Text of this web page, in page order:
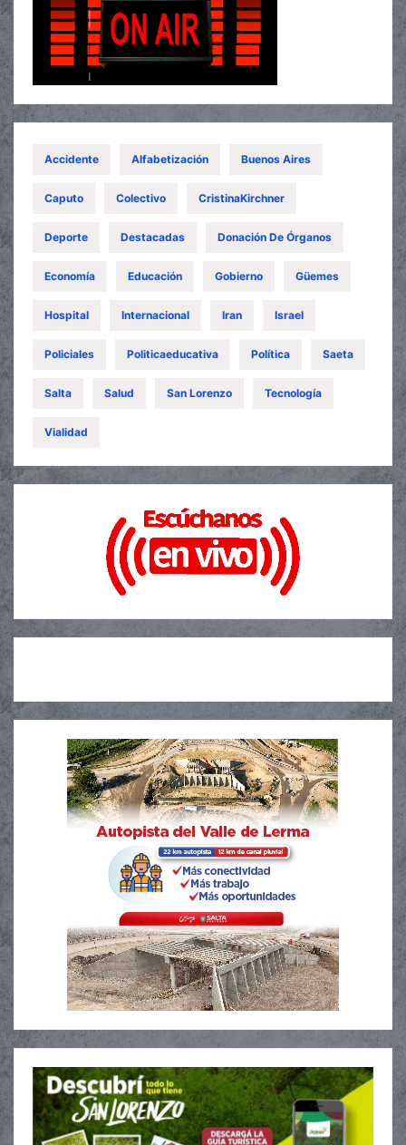
Accidente Alfabetización Buenos Aires
Caputo Colectivo CristinaKirchner
Deporte Destacadas Donación De Órganos
Economía Educación Gobierno Güemes
Hospital Internacional Iran Israel
Policiales Politicaeducativa Política Saeta
Salta Salud San Lorenzo Tecnología
Vialidad